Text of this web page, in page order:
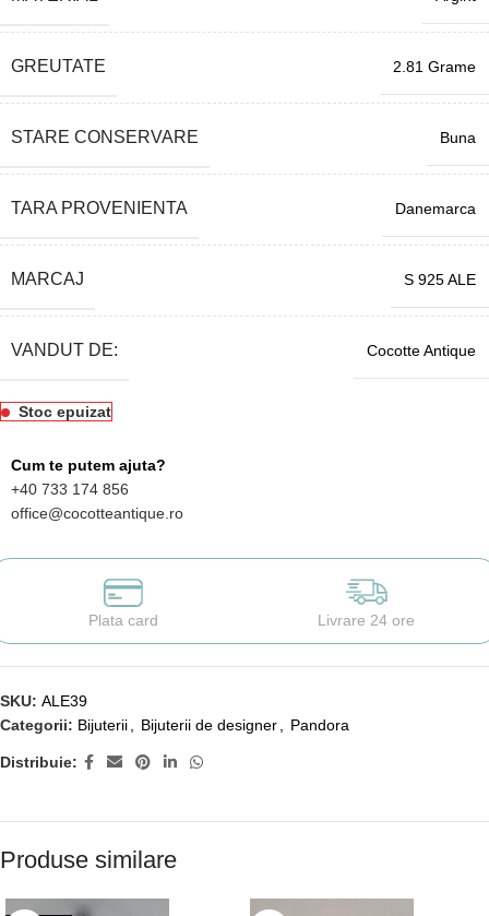
GREUTATE 2.81 Grame
STARE CONSERVARE Buna
TARA PROVENIENTA Danemarca
MARCAJ S 925 ALE
VANDUT DE: Cocotte Antique
Stoc epuizat
Cum te putem ajuta?
+40 733 174 856
office@cocotteantique.ro
Plata card Livrare 24 ore
SKU: ALE39
Categorii: Bijuterii Bijuterii de designer Pandora
Distribuie:
Produse similare